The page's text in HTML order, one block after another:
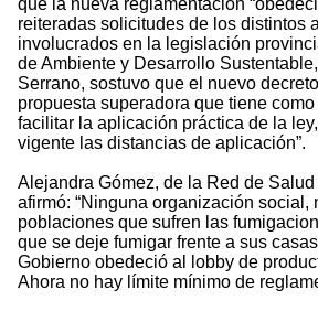
que la nueva reglamentación
reiteradas solicitudes de los distintos
involucrados en la legislación
de Ambiente y Desarrollo
Serrano, sostuvo que el nuevo
propuesta superadora que tiene
facilitar la aplicación práctica de la
vigente las distancias de aplicación”.
Alejandra Gómez, de la Red de
afirmó: “Ninguna organización social,
poblaciones que sufren las
que se deje fumigar frente a sus
Gobierno obedeció al lobby de
Ahora no hay límite mínimo de